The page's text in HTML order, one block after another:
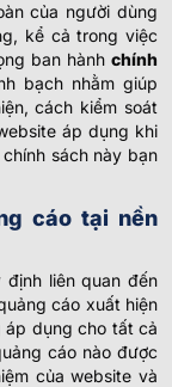
của người dùng
kể cả trong việc
ban hành chính
bạch nhằm giúp
cách kiểm soát
áp dụng khi
sách này bạn
cáo tại nền
liên quan đến
cáo xuất hiện
áp dụng cho tất cả
cáo nào được
của website và